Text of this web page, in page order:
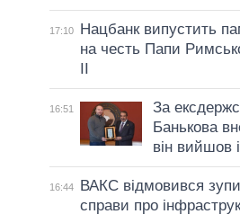
17:10
Нацбанк випустить
на честь Папи
II
16:51
За
Банькова
він вийшов
16:44
ВАКС відмовився
справи про